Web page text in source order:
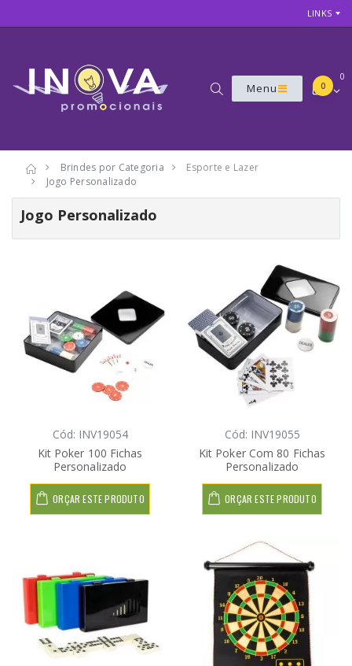
LINKS
Menu
0
0
Brindes por Categoria
Esporte e Lazer
Jogo Personalizado
Jogo Personalizado
Cód: INV19054
Kit Poker 100 Fichas
Personalizado
ORÇAR ESTE PRODUTO
Cód: INV19055
Kit Poker Com 80 Fichas
Personalizado
ORÇAR ESTE PRODUTO